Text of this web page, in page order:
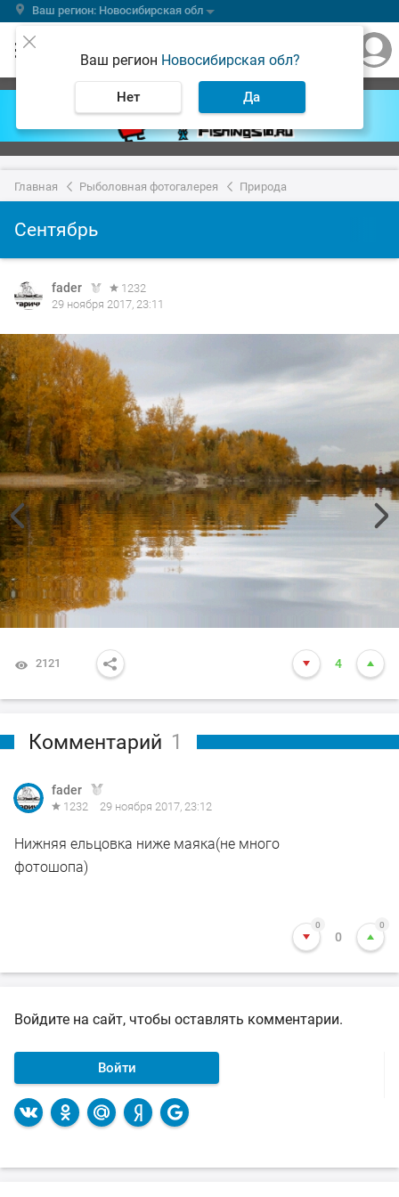
Ваш регион: Новосибирская обл
Ваш регион Новосибирская обл?
Нет Да
Главная Рыболовная фотогалерея Природа
Сентябрь
fader
1232
29 ноября 2017, 23:11
2121 4
Комментарий 1
fader
1232 29 ноября 2017, 23:12
Нижняя ельцовка ниже маяка(не много
фотошопа)
0
0
0
Войдите на сайт, чтобы оставлять комментарии.
Войти